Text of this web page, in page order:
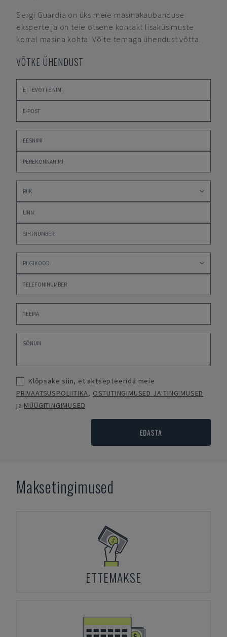
Sergi Guardia on üks meie masinakaubanduse
eksperte ja on teie otsene kontakt lisaküsimuste
korral masina kohta. Võite temaga ühendust võtta.
VÕTKE ÜHENDUST
Klõpsake siin, et aktsepteerida meie
PRIVAATSUSPOLIITIKA, OSTUTINGIMUSED JA TINGIMUSED
ja MÜÜGITINGIMUSED
EDASTA
Maksetingimused
ETTEMAKSE